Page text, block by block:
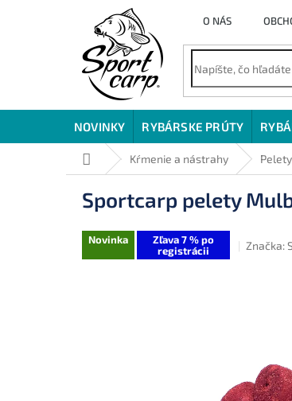
O NÁS
NOVINKY RYBÁRSKE PRÚTY
DomovKŕmenie a nástrahy Pelety
Sportcarp pelety
Novinka
Zľava 7 % po
registrácii
Značka: